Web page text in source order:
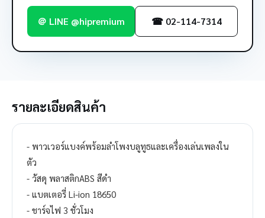
＠ LINE @hipremium ☎ 02-114-7314
รายละเอียดสินค้า
- พาวเวอร์แบงค์พร้อมลำโพงบลูทูธและเครื่องเล่นเพลงใน
ตัว
- วัสดุ พลาสติกABS สีดำ
- แบตเตอรี่ Li-ion 18650
- ชาร์จไฟ 3 ชั่วโมง